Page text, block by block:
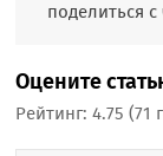
поделиться
Оцените
Рейтинг:4.75 (71